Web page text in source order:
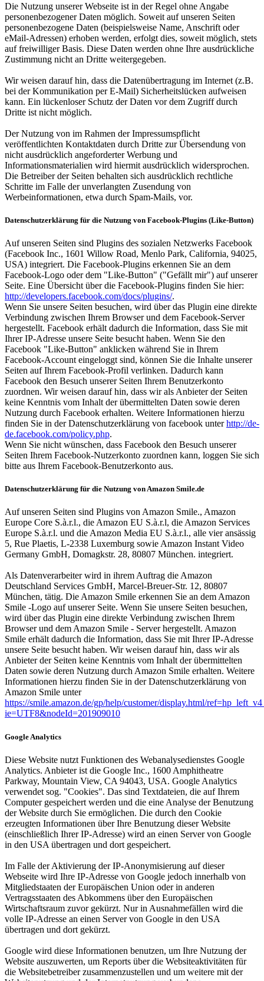
Die Nutzung unserer Webseite ist in der Regel ohne Angabe
personenbezogener Daten möglich. Soweit auf unseren Seiten
personenbezogene Daten (beispielsweise Name, Anschrift oder
eMail-Adressen) erhoben werden, erfolgt dies, soweit möglich, stets
auf freiwilliger Basis. Diese Daten werden ohne Ihre ausdrückliche
Zustimmung nicht an Dritte weitergegeben.
Wir weisen darauf hin, dass die Datenübertragung im Internet (z.B.
bei der Kommunikation per E-Mail) Sicherheitslücken aufweisen
kann. Ein lückenloser Schutz der Daten vor dem Zugriff durch
Dritte ist nicht möglich.
Der Nutzung von im Rahmen der Impressumspflicht
veröffentlichten Kontaktdaten durch Dritte zur Übersendung von
nicht ausdrücklich angeforderter Werbung und
Informationsmaterialien wird hiermit ausdrücklich widersprochen.
Die Betreiber der Seiten behalten sich ausdrücklich rechtliche
Schritte im Falle der unverlangten Zusendung von
Werbeinformationen, etwa durch Spam-Mails, vor.
Datenschutzerklärung für die Nutzung von Facebook-Plugins (Like-Button)
Auf unseren Seiten sind Plugins des sozialen Netzwerks Facebook
(Facebook Inc., 1601 Willow Road, Menlo Park, California, 94025,
USA) integriert. Die Facebook-Plugins erkennen Sie an dem
Facebook-Logo oder dem "Like-Button" ("Gefällt mir") auf unserer
Seite. Eine Übersicht über die Facebook-Plugins finden Sie hier:
http://developers.facebook.com/docs/plugins/.
Wenn Sie unsere Seiten besuchen, wird über das Plugin eine direkte
Verbindung zwischen Ihrem Browser und dem Facebook-Server
hergestellt. Facebook erhält dadurch die Information, dass Sie mit
Ihrer IP-Adresse unsere Seite besucht haben. Wenn Sie den
Facebook "Like-Button" anklicken während Sie in Ihrem
Facebook-Account eingeloggt sind, können Sie die Inhalte unserer
Seiten auf Ihrem Facebook-Profil verlinken. Dadurch kann
Facebook den Besuch unserer Seiten Ihrem Benutzerkonto
zuordnen. Wir weisen darauf hin, dass wir als Anbieter der Seiten
keine Kenntnis vom Inhalt der übermittelten Daten sowie deren
Nutzung durch Facebook erhalten. Weitere Informationen hierzu
finden Sie in der Datenschutzerklärung von facebook unterhttp://de-
de.facebook.com/policy.php.
Wenn Sie nicht wünschen, dass Facebook den Besuch unserer
Seiten Ihrem Facebook-Nutzerkonto zuordnen kann, loggen Sie sich
bitte aus Ihrem Facebook-Benutzerkonto aus.
Datenschutzerklärung für die Nutzung von Amazon Smile.de
Auf unseren Seiten sind Plugins von Amazon Smile., Amazon
Europe Core S.à.r.l., die Amazon EU S.à.r.l, die Amazon Services
Europe S.à.r.l. und die Amazon Media EU S.à.r.l., alle vier ansässig
5, Rue Plaetis, L-2338 Luxemburg sowie Amazon Instant Video
Germany GmbH, Domagkstr. 28, 80807 München. integriert.
Als Datenverarbeiter wird in ihrem Auftrag die Amazon
Deutschland Services GmbH, Marcel-Breuer-Str. 12, 80807
München, tätig. Die Amazon Smile erkennen Sie an dem Amazon
Smile -Logo auf unserer Seite. Wenn Sie unsere Seiten besuchen,
wird über das Plugin eine direkte Verbindung zwischen Ihrem
Browser und dem Amazon Smile - Server hergestellt. Amazon
Smile erhält dadurch die Information, dass Sie mit Ihrer IP-Adresse
unsere Seite besucht haben. Wir weisen darauf hin, dass wir als
Anbieter der Seiten keine Kenntnis vom Inhalt der übermittelten
Daten sowie deren Nutzung durch Amazon Smile erhalten. Weitere
Informationen hierzu finden Sie in der Datenschutzerklärung von
Amazon Smile unter
https://smile.amazon.de/gp/help/customer/display.html/
ie=UTF8&nodeId=201909010
Google Analytics
Diese Website nutzt Funktionen des Webanalysedienstes Google
Analytics. Anbieter ist die Google Inc., 1600 Amphitheatre
Parkway, Mountain View, CA 94043, USA. Google Analytics
verwendet sog. "Cookies". Das sind Textdateien, die auf Ihrem
Computer gespeichert werden und die eine Analyse der Benutzung
der Website durch Sie ermöglichen. Die durch den Cookie
erzeugten Informationen über Ihre Benutzung dieser Website
(einschließlich Ihrer IP-Adresse) wird an einen Server von Google
in den USA übertragen und dort gespeichert.
Im Falle der Aktivierung der IP-Anonymisierung auf dieser
Webseite wird Ihre IP-Adresse von Google jedoch innerhalb von
Mitgliedstaaten der Europäischen Union oder in anderen
Vertragsstaaten des Abkommens über den Europäischen
Wirtschaftsraum zuvor gekürzt. Nur in Ausnahmefällen wird die
volle IP-Adresse an einen Server von Google in den USA
übertragen und dort gekürzt.
Google wird diese Informationen benutzen, um Ihre Nutzung der
Website auszuwerten, um Reports über die Websiteaktivitäten für
die Websitebetreiber zusammenzustellen und um weitere mit der